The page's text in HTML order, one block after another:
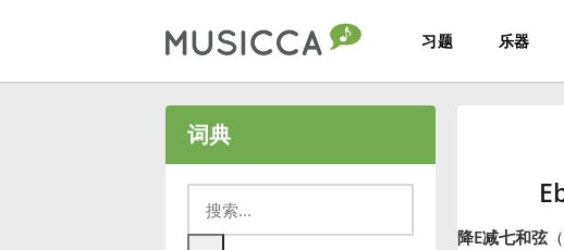
习题 乐器
Български
词典
降E减七和弦